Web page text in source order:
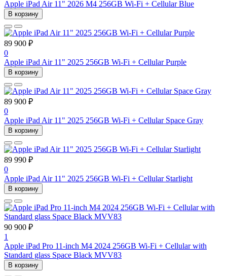
Apple iPad Air 11" 2026 M4 256GB Wi-Fi + Cellular Blue
В корзину
89 900 ₽
0
Apple iPad Air 11" 2025 256GB Wi-Fi + Cellular Purple
В корзину
89 900 ₽
0
Apple iPad Air 11" 2025 256GB Wi-Fi + Cellular Space Gray
В корзину
89 990 ₽
0
Apple iPad Air 11" 2025 256GB Wi-Fi + Cellular Starlight
В корзину
90 900 ₽
1
Apple iPad Pro 11-inch M4 2024 256GB Wi-Fi + Cellular with
Standard glass Space Black MVV83
В корзину